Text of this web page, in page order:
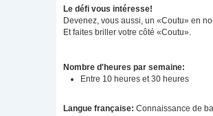
Le défi vous intéresse!
Devenez, vous aussi, un «Coutu» en
Et faites briller votre côté «Coutu».
Nombre d'heures par semaine:
Entre 10 heures et 30 heures
Langue française: Connaissance de